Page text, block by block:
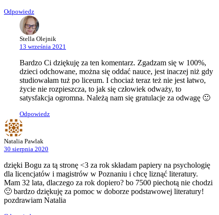
Odpowiedz
Stella Olejnik
13 września 2021
Bardzo Ci dziękuję za ten komentarz. Zgadzam się w 100%,
dzieci odchowane, można się oddać nauce, jest inaczej niż gdy
studiowałam tuż po liceum. I chociaż teraz też nie jest łatwo,
życie nie rozpieszcza, to jak się człowiek odważy, to
satysfakcja ogromna. Należą nam się gratulacje za odwagę 🙂
Odpowiedz
Natalia Pawlak
30 sierpnia 2020
dzięki Bogu za tą stronę <3 za rok składam papiery na psychologię
dla licencjatów i magistrów w Poznaniu i chcę liznąć literatury.
Mam 32 lata, dlaczego za rok dopiero? bo 7500 piechotą nie chodzi
🙂 bardzo dziękuję za pomoc w doborze podstawowej literatury!
pozdrawiam Natalia